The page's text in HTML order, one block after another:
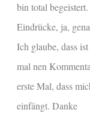
bin total
Eindrücke, ja,
Ich glaube, dass
mal nen
erste Mal, dass
einfängt. Danke